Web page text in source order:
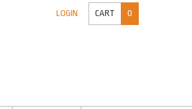
LOGIN CART 0